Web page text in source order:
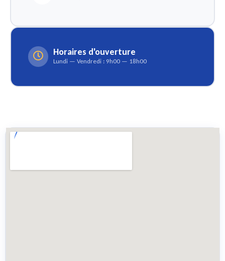
Horaires d'ouverture
Lundi — Vendredi : 9h00 — 18h00